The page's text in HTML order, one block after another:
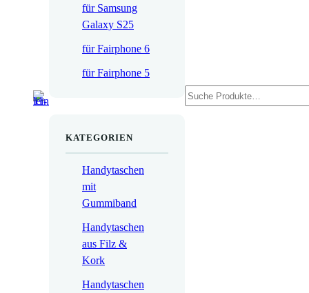
für Samsung
Galaxy S25
für Fairphone 6
für Fairphone 5
KATEGORIEN
Handytaschen
mit
Gummiband
Handytaschen
aus Filz &
Kork
Handytaschen
Suchen